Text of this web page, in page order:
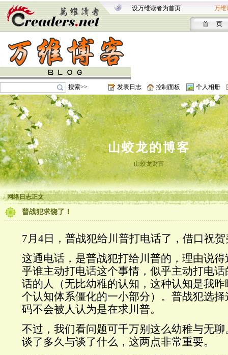
设万维读者为首页 万维
首 页
搜索>> 发表日志 控制面板 个人相册
山蛟龙的博客
山蛟龙财富
网络日志正文
普战犯求饶了！
7月4日，普战犯给川普打电话了，借口祝
这通电话，是普战犯打给川普的，理由说
乎谁主动打电话这个事情，似乎主动打电
话的人（无比幼稚的认知，这种认知是我
个认知体系僵化的一小部分）。普战犯选
码不会被人认为是在求川普。
不过，我们看问题可千万别这么幼稚与无
谈了多久与谈了什么，这两点非常重要。